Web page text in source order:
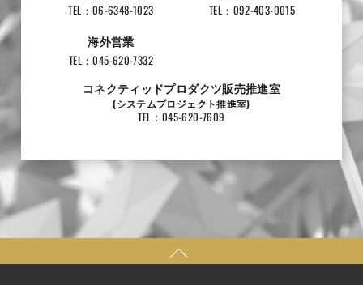
TEL：06-6348-1023 TEL：092-403-0015
海外営業
TEL：045-620-7332
コネクティッドプロダクツ販売推進室
(システムプロジェクト推進室)
TEL：045-620-7609